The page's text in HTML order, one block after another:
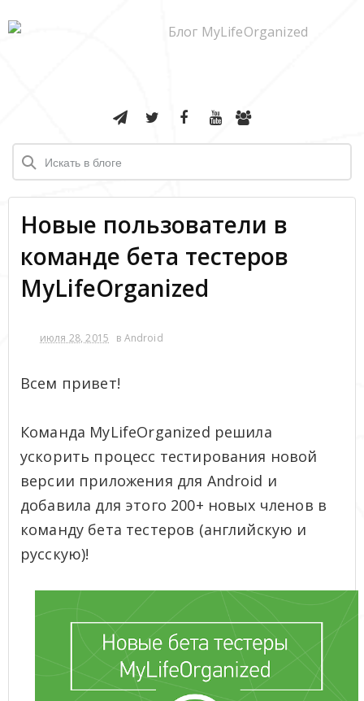
Новые пользователи в
команде бета тестеров
MyLifeOrganized
июля 28, 2015 в Android
Всем привет!
Команда MyLifeOrganized решила
ускорить процесс тестирования новой
версии приложения для Android и
добавила для этого 200+ новых членов в
команду бета тестеров (английскую и
русскую)!